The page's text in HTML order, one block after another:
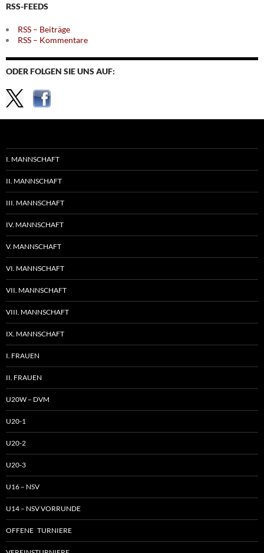
RSS-FEEDS
RSS – Beiträge
RSS – Kommentare
ODER FOLGEN SIE UNS AUF:
I. MANNSCHAFT
II. MANNSCHAFT
III. MANNSCHAFT
IV. MANNSCHAFT
V. MANNSCHAFT
VI. MANNSCHAFT
VII. MANNSCHAFT
VIII. MANNSCHAFT
IX. MANNSCHAFT
I. FRAUEN
II. FRAUEN
U20W – DVM
U20-1
U20-2
U20-3
U16 – NSV
U14 – NSV VORRUNDE
OFFENE TURNIERE